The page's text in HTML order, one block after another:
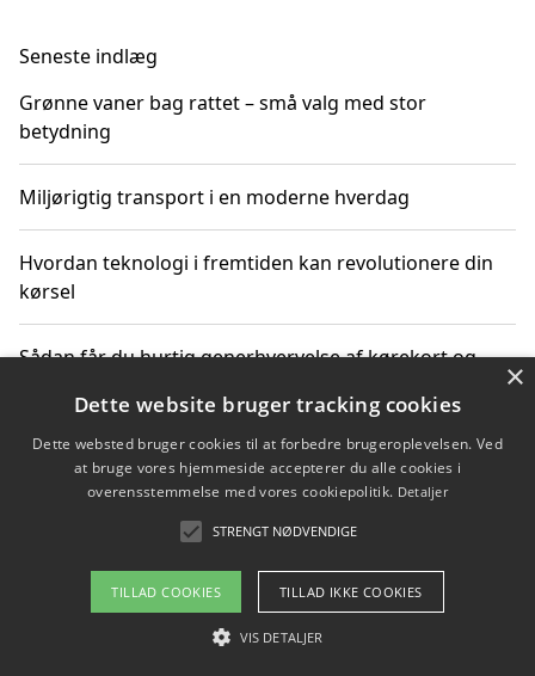
Seneste indlæg
Grønne vaner bag rattet – små valg med stor
betydning
Miljørigtig transport i en moderne hverdag
Hvordan teknologi i fremtiden kan revolutionere din
kørsel
Sådan får du hurtig generhvervelse af kørekort og
Sådan lærer du miljørigtig kørsel hos en køreskole i
Gentofte
Copyright 2026 - Pilanto Aps
Om / kontakt
×
Dette website bruger tracking cookies
Dette websted bruger cookies til at forbedre brugeroplevelsen. Ved
at bruge vores hjemmeside accepterer du alle cookies i
overensstemmelse med vores cookiepolitik. Detaljer
STRENGT NØDVENDIGE
TILLAD COOKIES TILLAD IKKE COOKIES
VIS DETALJER